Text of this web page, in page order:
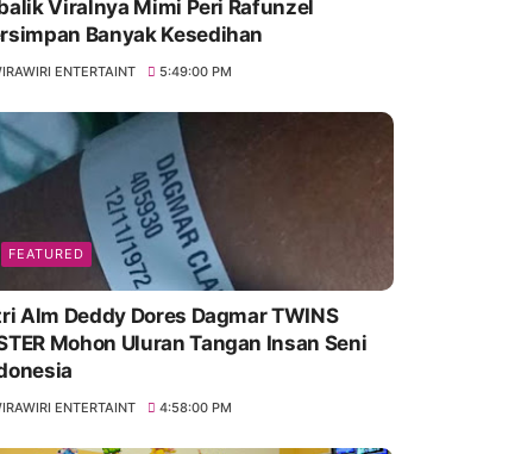
Viralnya Mimi Peri Rafunzel
Banyak Kesedihan
ENTERTAINT 5:49:00 PM
FEATURED
Alm Deddy Dores Dagmar TWINS
Mohon Uluran Tangan Insan Seni
ENTERTAINT 4:58:00 PM